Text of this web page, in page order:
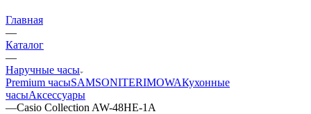
Главная
—
Каталог
—
Наручные часы
Premium часыSAMSONITERIMOWAКухонные
часыАксессуары
—Casio Collection AW-48HE-1A